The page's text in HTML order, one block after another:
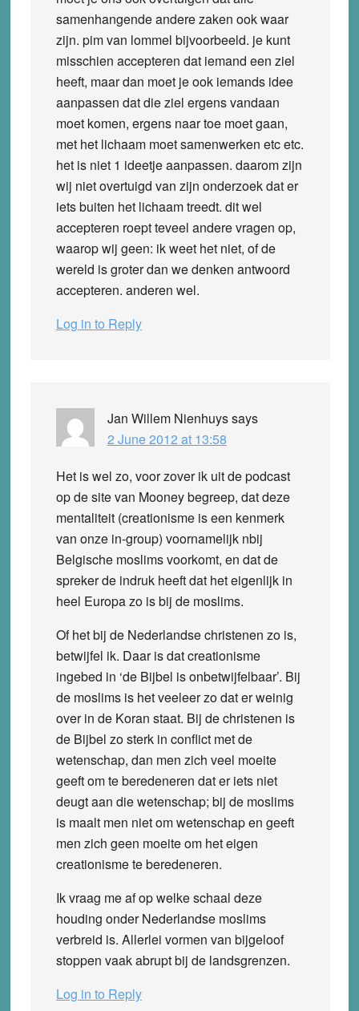
samenhangende andere zaken ook waar
zijn. pim van lommel bijvoorbeeld. je kunt
misschien accepteren dat iemand een ziel
heeft, maar dan moet je ook iemands idee
aanpassen dat die ziel ergens vandaan
moet komen, ergens naar toe moet gaan,
met het lichaam moet samenwerken etc etc.
het is niet 1 ideetje aanpassen. daarom zijn
wij niet overtuigd van zijn onderzoek dat er
iets buiten het lichaam treedt. dit wel
accepteren roept teveel andere vragen op,
waarop wij geen: ik weet het niet, of de
wereld is groter dan we denken antwoord
accepteren. anderen wel.
Log in to Reply
Jan Willem Nienhuyssays
2 June 2012 at 13:58
Het is wel zo, voor zover ik uit de podcast
op de site van Mooney begreep, dat deze
mentaliteit (creationisme is een kenmerk
van onze in-group) voornamelijk nbij
Belgische moslims voorkomt, en dat de
spreker de indruk heeft dat het eigenlijk in
heel Europa zo is bij de moslims.
Of het bij de Nederlandse christenen zo is,
betwijfel ik. Daar is dat creationisme
ingebed in ‘de Bijbel is onbetwijfelbaar’. Bij
de moslims is het veeleer zo dat er weinig
over in de Koran staat. Bij de christenen is
de Bijbel zo sterk in conflict met de
wetenschap, dan men zich veel moeite
geeft om te beredeneren dat er iets niet
deugt aan die wetenschap; bij de moslims
is maalt men niet om wetenschap en geeft
men zich geen moeite om het eigen
creationisme te beredeneren.
Ik vraag me af op welke schaal deze
houding onder Nederlandse moslims
verbreid is. Allerlei vormen van bijgeloof
stoppen vaak abrupt bij de landsgrenzen.
Log in to Reply